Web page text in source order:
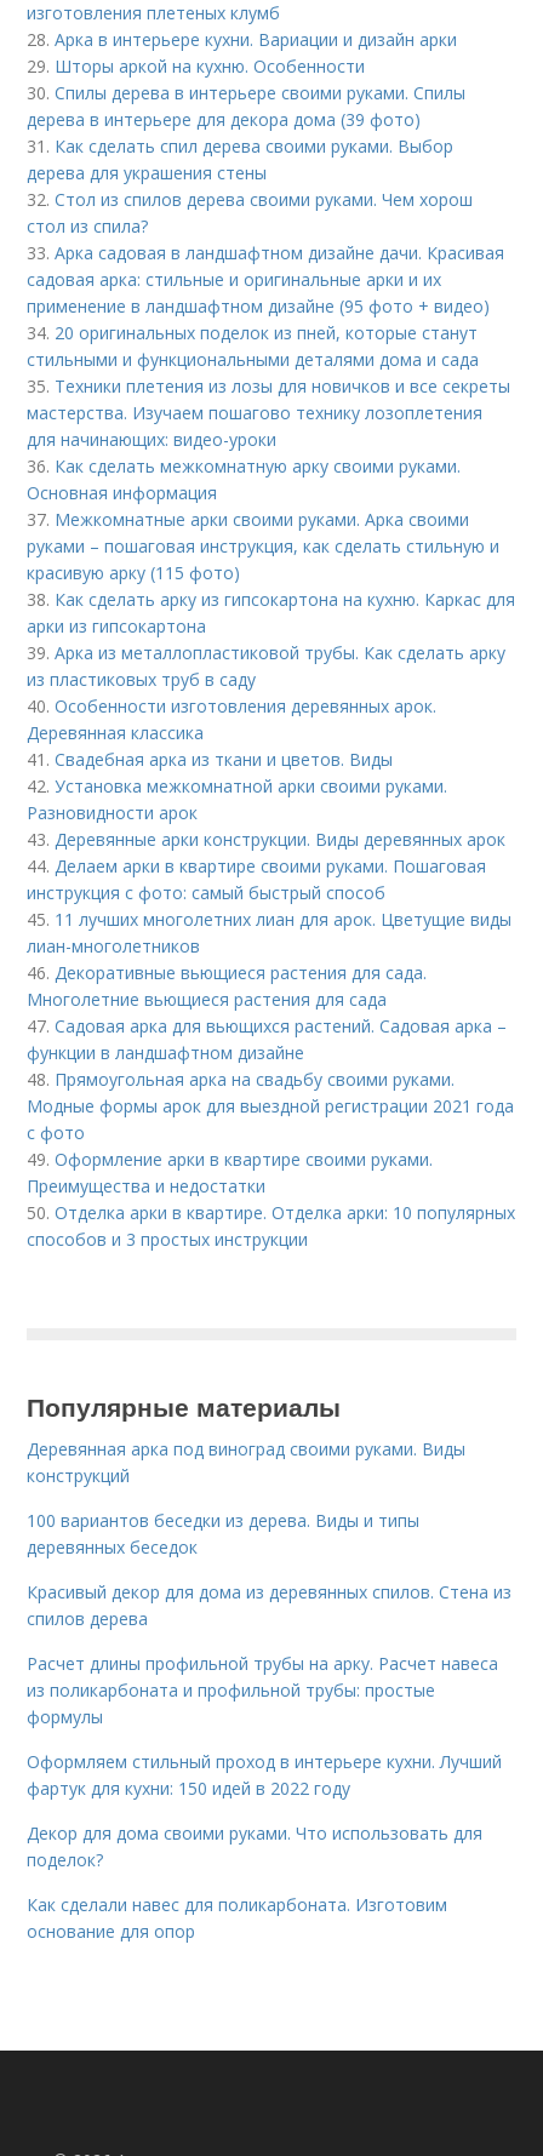
изготовления плетеных клумб
28.Арка в интерьере кухни. Вариации и дизайн арки
29. Шторы аркой на кухню. Особенности
30.Спилы дерева в интерьере своими руками. Спилы
дерева в интерьере для декора дома (39 фото)
31. Как сделать спил дерева своими руками. Выбор
дерева для украшения стены
32.Стол из спилов дерева своими руками. Чем хорош
стол из спила?
33.Арка садовая в ландшафтном дизайне дачи. Красивая
садовая арка: стильные и оригинальные арки и их
применение в ландшафтном дизайне (95 фото + видео)
34. 20 оригинальных поделок из пней, которые станут
стильными и функциональными деталями дома и сада
35. Техники плетения из лозы для новичков и все секреты
мастерства. Изучаем пошагово технику лозоплетения
для начинающих: видео-уроки
36. Как сделать межкомнатную арку своими руками.
Основная информация
37. Межкомнатные арки своими руками. Арка своими
руками – пошаговая инструкция, как сделать стильную и
красивую арку (115 фото)
38. Как сделать арку из гипсокартона на кухню. Каркас для
арки из гипсокартона
39.Арка из металлопластиковой трубы. Как сделать арку
из пластиковых труб в саду
40.Особенности изготовления деревянных арок.
Деревянная классика
41.Свадебная арка из ткани и цветов. Виды
42.Установка межкомнатной арки своими руками.
Разновидности арок
43.Деревянные арки конструкции. Виды деревянных арок
44.Делаем арки в квартире своими руками. Пошаговая
инструкция с фото: самый быстрый способ
45. 11 лучших многолетних лиан для арок. Цветущие виды
лиан-многолетников
46.Декоративные вьющиеся растения для сада.
Многолетние вьющиеся растения для сада
47.Садовая арка для вьющихся растений. Садовая арка –
функции в ландшафтном дизайне
48. Прямоугольная арка на свадьбу своими руками.
Модные формы арок для выездной регистрации 2021 года
с фото
49.Оформление арки в квартире своими руками.
Преимущества и недостатки
50.Отделка арки в квартире. Отделка арки: 10 популярных
способов и 3 простых инструкции
Популярные материалы
Деревянная арка под виноград своими руками. Виды
конструкций
100 вариантов беседки из дерева. Виды и типы
деревянных беседок
Красивый декор для дома из деревянных спилов. Стена из
спилов дерева
Расчет длины профильной трубы на арку. Расчет навеса
из поликарбоната и профильной трубы: простые
формулы
Оформляем стильный проход в интерьере кухни. Лучший
фартук для кухни: 150 идей в 2022 году
Декор для дома своими руками. Что использовать для
поделок?
Как сделали навес для поликарбоната. Изготовим
основание для опор